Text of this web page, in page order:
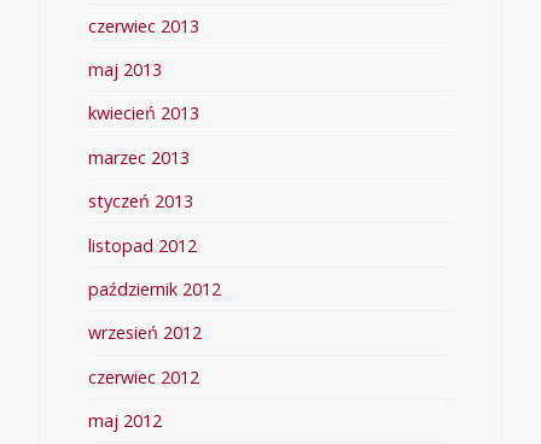
czerwiec 2013
maj 2013
kwiecień 2013
marzec 2013
styczeń 2013
listopad 2012
październik 2012
wrzesień 2012
czerwiec 2012
maj 2012